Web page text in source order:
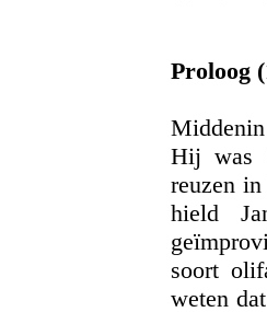
Proloog
Hij was
reuzen in
hield
soort
weten